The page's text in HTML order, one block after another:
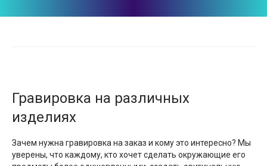
Гравировка на различных
изделиях
Зачем нужна гравировка на заказ и кому это интересно? Мы
уверены, что каждому, кто хочет сделать окружающие его